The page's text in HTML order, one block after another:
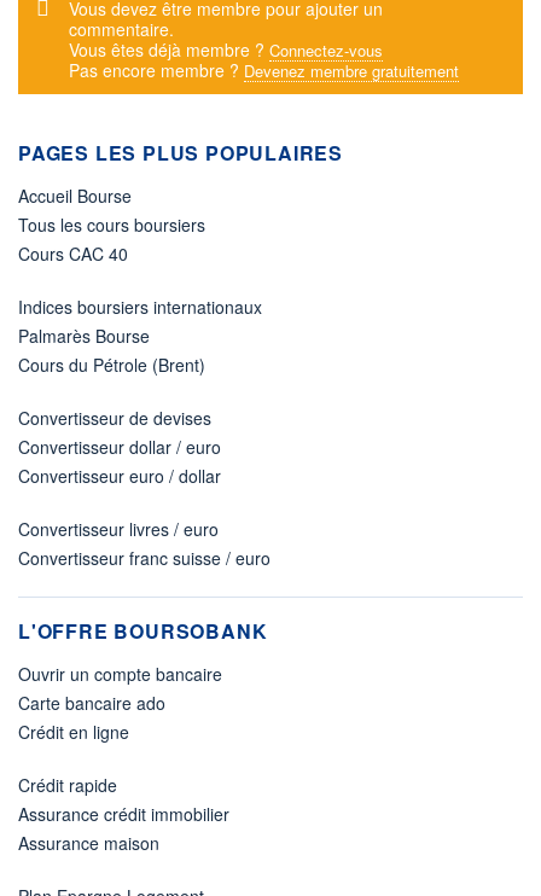
Message d'alerte
Vous devez être membre pour ajouter un
commentaire.
Vous êtes déjà membre ? Connectez-vous
Pas encore membre ? Devenez membre gratuitement
PAGES LES PLUS POPULAIRES
Accueil Bourse
Tous les cours boursiers
Cours CAC 40
Indices boursiers internationaux
Palmarès Bourse
Cours du Pétrole (Brent)
Convertisseur de devises
Convertisseur dollar / euro
Convertisseur euro / dollar
Convertisseur livres / euro
Convertisseur franc suisse / euro
L'OFFRE BOURSOBANK
Ouvrir un compte bancaire
Carte bancaire ado
Crédit en ligne
Crédit rapide
Assurance crédit immobilier
Assurance maison